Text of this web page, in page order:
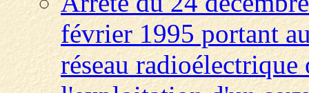
février 1995 portant
réseau